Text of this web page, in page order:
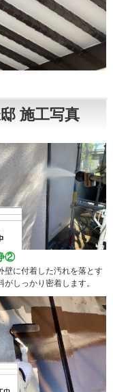
施工写真
②
壁に付着した汚れを落とす
がしっかり密着します。